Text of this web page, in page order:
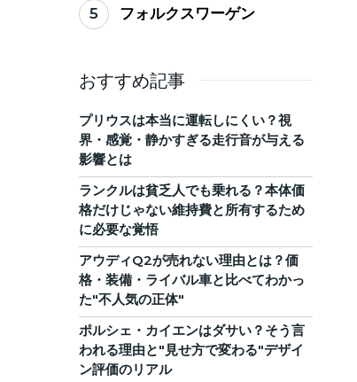
5 フォルクスワーゲン
おすすめ記事
プリウスは本当に運転しにくい？視
界・感覚・静かすぎる走行音が与える
影響とは
ランクルは貧乏人でも乗れる？本体価
格だけじゃない維持費と所有するため
に必要な覚悟
アウディQ2が売れない理由とは？価
格・装備・ライバル車と比べてわかっ
た"不人気の正体"
ポルシェ・カイエンはダサい？そう言
われる理由と"見せ方で変わる"デザイ
ン評価のリアル